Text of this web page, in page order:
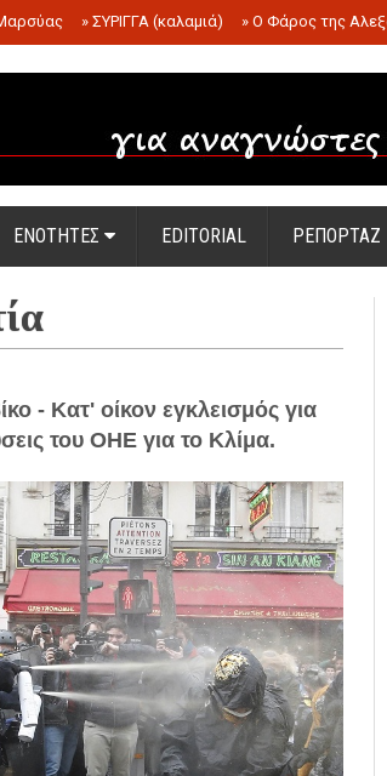
» ΣΥΡΙΓΓΑ (καλαμιά) » Ο Φάρος της
ΕΝΟΤΗΤΕΣ EDITORIAL ΡΕΠΟΡΤΑΖ
- Κατ' οίκον εγκλεισμός για
του ΟΗΕ για το Κλίμα.